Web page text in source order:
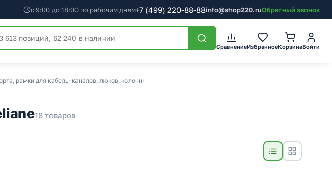
с 9:00 до 18:00 по рабочим дням+7 (499) 220-88-88info@shop220.ruОбратный звонок
СравнениеИзбранноеКорзинаВойти
рамки для кабель-каналов, люков, колонн/
18 товаров